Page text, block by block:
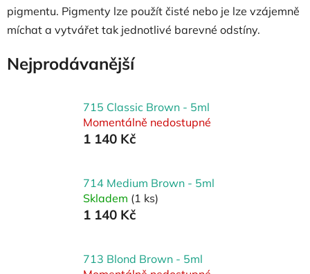
pigmentu. Pigmenty lze použít čisté nebo je lze vzájemně
míchat a vytvářet tak jednotlivé barevné odstíny.
Nejprodávanější
715 Classic Brown - 5ml
Momentálně nedostupné
1 140 Kč
714 Medium Brown - 5ml
Skladem (1 ks)
1 140 Kč
713 Blond Brown - 5ml